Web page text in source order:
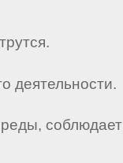
деятельности.